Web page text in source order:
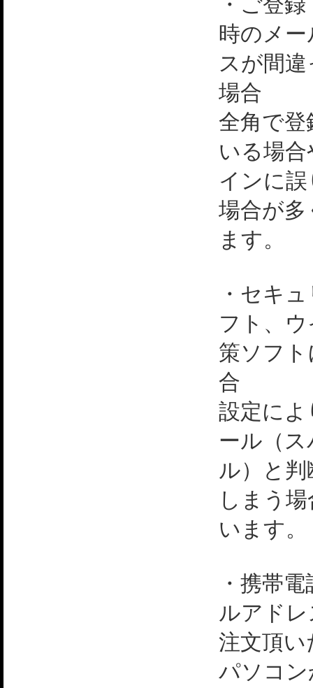
時のメ
スが間
場合
全角で
いる場
インに
場合が
ます。
・セキ
フト、
策ソフ
合
設定に
ール（
ル）と
しまう
います。
・携帯
ルアド
注文頂い
パソコ